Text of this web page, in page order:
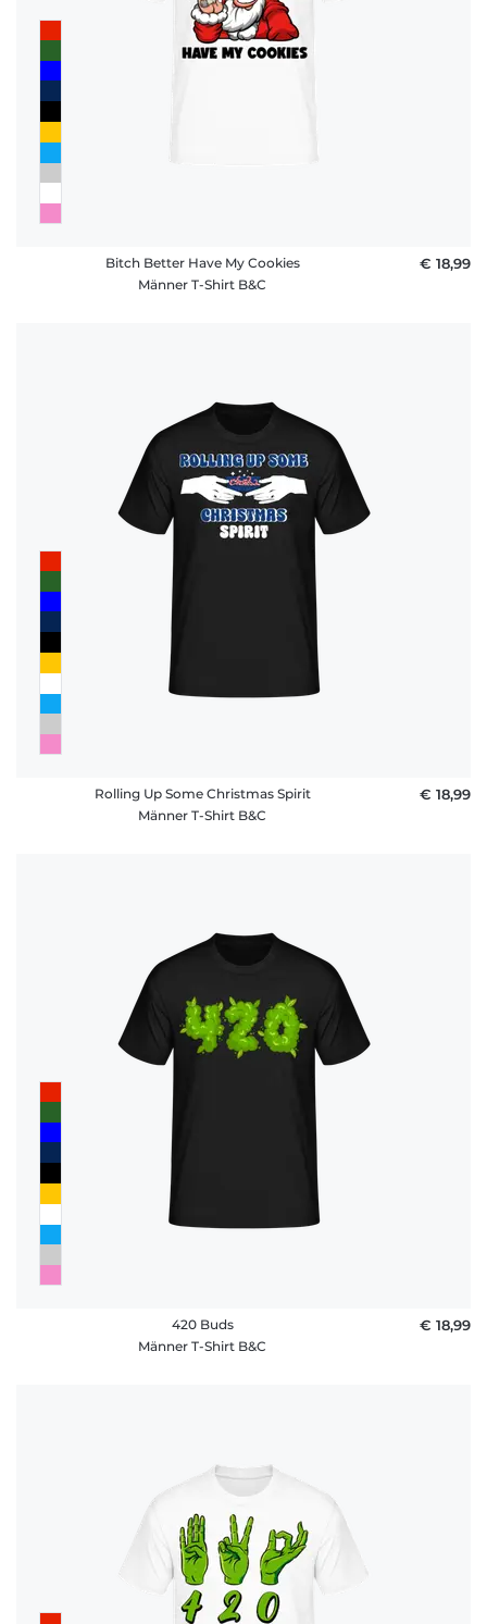
Bitch Better Have My Cookies
Männer T-Shirt B&C
€ 18,99
Rolling Up Some Christmas Spirit
Männer T-Shirt B&C
€ 18,99
420 Buds
Männer T-Shirt B&C
€ 18,99